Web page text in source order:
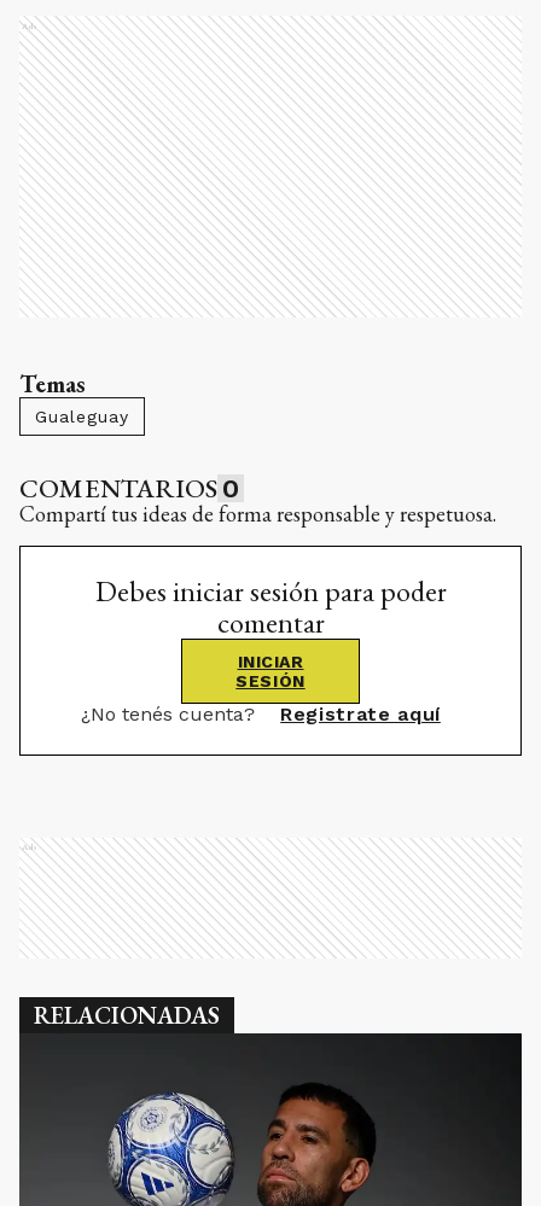
Ads
Temas
Gualeguay
COMENTARIOS 0
Compartí tus ideas de forma responsable y respetuosa.
Debes iniciar sesión para poder
comentar
INICIAR
SESIÓN
¿No tenés cuenta? Registrate aquí
Ads
RELACIONADAS